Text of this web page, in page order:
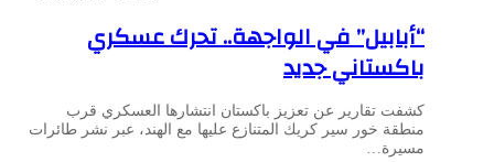
“أبابيل” في الواجهة.. تحرك عسكري
باكستاني جديد
كشفت تقارير عن تعزيز باكستان انتشارها العسكري قرب
منطقة خور سير كريك المتنازع عليها مع الهند، عبر نشر طائرات
مسيرة…